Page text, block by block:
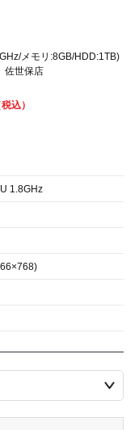
メモリ:8GB/HDD:1TB)
世保店
1.8GHz